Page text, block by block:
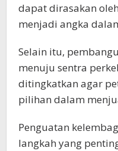
dapat dirasakan
menjadi angka
Selain itu,
menuju sentra
ditingkatkan agar
pilihan dalam
Penguatan
langkah yang